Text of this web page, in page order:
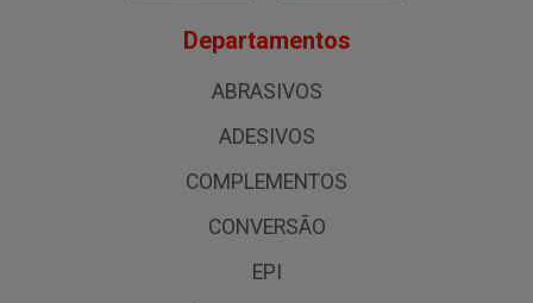
Departamentos
ABRASIVOS
ADESIVOS
COMPLEMENTOS
CONVERSÃO
EPI